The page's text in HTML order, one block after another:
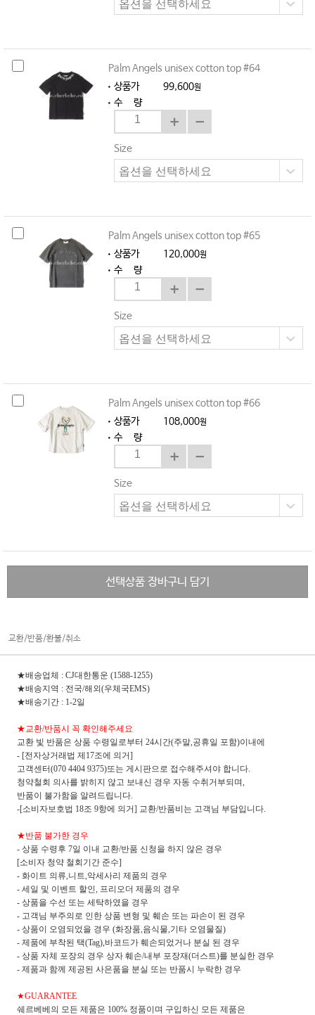
Palm Angels unisex cotton top #64
상품가
99,600원
수 량
Size
Palm Angels unisex cotton top #65
상품가
120,000원
수 량
Size
Palm Angels unisex cotton top #66
상품가
108,000원
수 량
Size
선택상품 장바구니 담기
교환/반품/환불/취소
★배송업체 : CJ대한통운 (1588-1255)
★배송지역 : 전국/해외(우체국EMS)
★배송기간 : 1-2일
★교환/반품시 꼭 확인해주세요
교환 빛 반품은 상품 수령일로부터 24시간(주말,공휴일 포함)이내에
- [전자상거래법 제17조에 의거]
고객센터(070 4404 9375)또는 게시판으로 접수해주셔야 합니다.
청약철회 의사를 밝히지 않고 보내신 경우 자동 수취거부되며,
반품이 불가함을 알려드립니다.
-[소비자보호법 18조 9항에 의거] 교환/반품비는 고객님 부담입니다.
★반품 불가한 경우
- 상품 수령후 7일 이내 교환/반품 신청을 하지 않은 경우
[소비자 청약 철회기간 준수]
- 화이트 의류,니트,악세사리 제품의 경우
- 세일 및 이벤트 할인, 프리오더 제품의 경우
- 상품을 수선 또는 세탁하였을 경우
- 고객님 부주의로 인한 상품 변형 및 훼손 또는 파손이 된 경우
- 상품이 오염되었을 경우 (화장품,음식물,기타 오염물질)
- 제품에 부착된 택(Tag),바코드가 훼손되었거나 분실 된 경우
- 상품 자체 포장의 경우 상자 훼손/내부 포장재(더스트)를 분실한 경우
- 제품과 함께 제공된 사은품을 분실 또는 반품시 누락한 경우
★GUARANTEE
쉐르베베의 모든 제품은 100% 정품이며 구입하신 모든 제품은